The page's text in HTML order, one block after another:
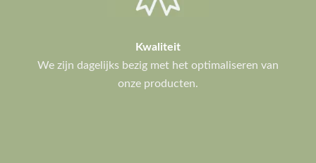
Kwaliteit
We zijn dagelijks bezig met het optimaliseren van
onze producten.